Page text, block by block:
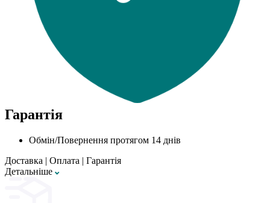
Гарантія
Обмін/Повернення протягом 14 днів
Доставка | Оплата | Гарантія
Детальнiше